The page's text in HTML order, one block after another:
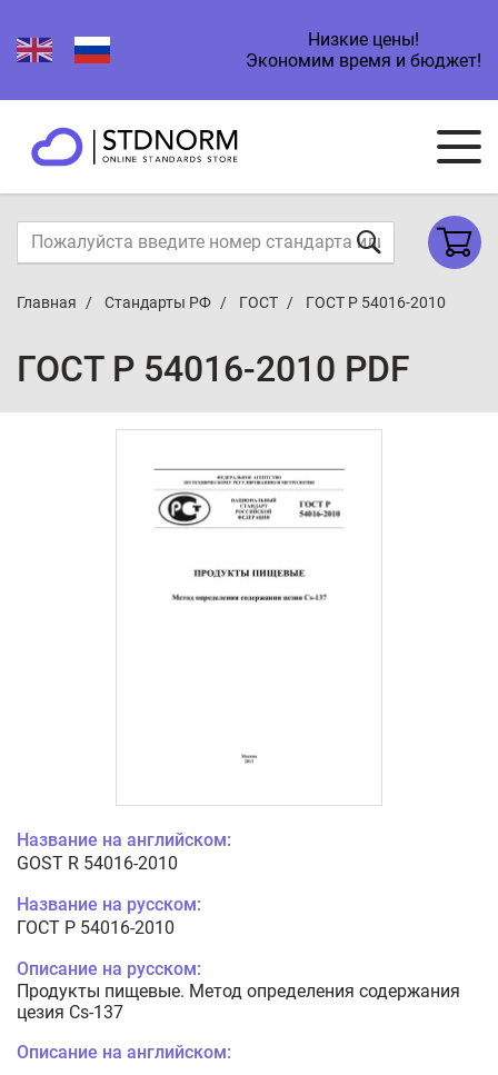
Низкие цены!
Экономим время и бюджет!
Главная Стандарты РФ ГОСТ ГОСТ Р 54016-2010
ГОСТ Р 54016-2010 PDF
Название на английском:
GOST R 54016-2010
Название на русском:
ГОСТ Р 54016-2010
Описание на русском:
Продукты пищевые. Метод определения содержания
цезия Сs-137
Описание на английском: